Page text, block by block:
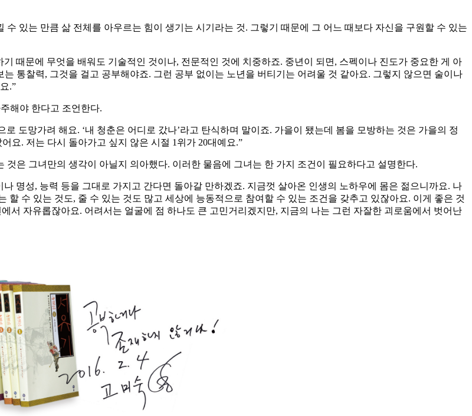
있는 만큼 삶 전체를 아우르는 힘이 생기는 시기라는 것. 그렇기 때문에 그 어느 때보다 자신을 구원할 수 있는
때문에 무엇을 배워도 기술적인 것이나, 전문적인 것에 치중하죠. 중년이 되면, 스펙이나 진도가 중요한 게 아
통찰력, 그것을 걸고 공부해야죠. 그런 공부 없이는 노년을 버티기는 어려울 것 같아요. 그렇지 않으면 술이나
.”
해야 한다고 조언한다.
도망가려 해요. ‘내 청춘은 어디로 갔나’라고 탄식하며 말이죠. 가을이 됐는데 봄을 모방하는 것은 가을의 정
요. 저는 다시 돌아가고 싶지 않은 시절 1위가 20대예요.”
은 그녀만의 생각이 아닐지 의아했다. 이러한 물음에 그녀는 한 가지 조건이 필요하다고 설명한다.
명성, 능력 등을 그대로 가지고 간다면 돌아갈 만하겠죠. 지금껏 살아온 인생의 노하우에 몸은 젊으니까요. 나
수 있는 것도, 줄 수 있는 것도 많고 세상에 능동적으로 참여할 수 있는 조건을 갖추고 있잖아요. 이게 좋은 것
서 자유롭잖아요. 어려서는 얼굴에 점 하나도 큰 고민거리겠지만, 지금의 나는 그런 자잘한 괴로움에서 벗어난